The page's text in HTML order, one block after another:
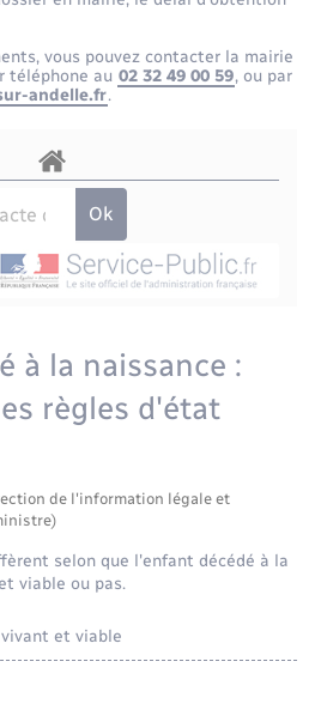
Citoyenneté
d’occupation de l’espace
commune
communes
vous pouvez contacter la mairie
téléphone au 02 32 49 00 59, ou par
andelle.fr.
à la naissance :
règles d'état
de l'information légale et
selon que l'enfant décédé à la
viable ou pas.
et viable